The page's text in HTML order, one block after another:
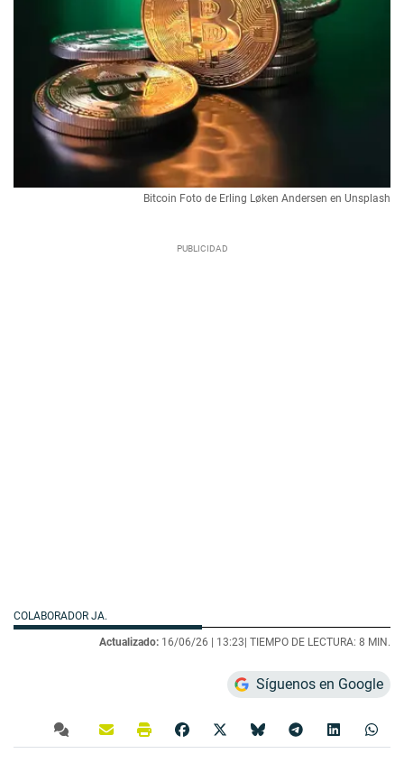
Bitcoin Foto de Erling Løken Andersen en Unsplash
COLABORADOR JA.
Actualizado: 16/06/26 | 13:23| TIEMPO DE LECTURA: 8 MIN.
Síguenos en Google